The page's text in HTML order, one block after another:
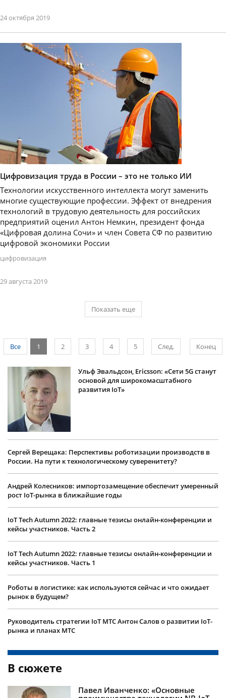
24 октября 2019
Цифровизация труда в России – это не только ИИ
Технологии искусственного интеллекта могут заменить
многие существующие профессии. Эффект от внедрения
технологий в трудовую деятельность для российских
предприятий оценил Антон Немкин, президент фонда
«Цифровая долина Сочи» и член Совета СФ по развитию
цифровой экономики России
цифровизация
29 августа 2019
Показать еще
1 2 3 4 5 След. Конец
Все
Ульф Эвальдсон, Ericsson: «Сети 5G станут
основой для широкомасштабного
развития IoT»
Сергей Верещака: Перспективы роботизации производств в
России. На пути к технологическому суверенитету?
Андрей Колесников: импортозамещение обеспечит умеренный
рост IoT-рынка в ближайшие годы
IoT Tech Autumn 2022: главные тезисы онлайн-конференции и
кейсы участников. Часть 2
IoT Tech Autumn 2022: главные тезисы онлайн-конференции и
кейсы участников. Часть 1
Роботы в логистике: как используются сейчас и что ожидает
рынок в будущем?
Руководитель стратегии IoT МТС Антон Салов о развитии IoT-
рынка и планах МТС
В сюжете
Павел Иванченко: «Основные